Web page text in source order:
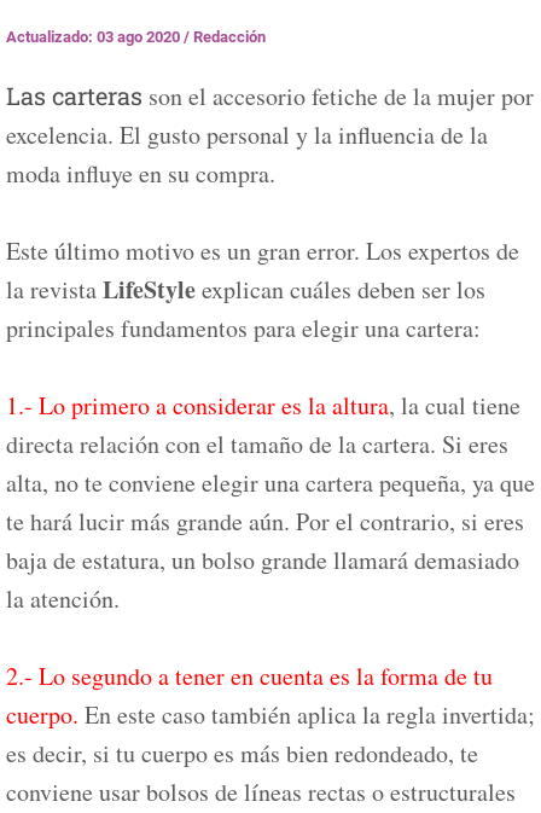
Actualizado: 03 ago 2020 / Redacción
Las carteras son el accesorio fetiche de la mujer por
excelencia. El gusto personal y la influencia de la
moda influye en su compra.
Este último motivo es un gran error. Los expertos de
la revistaLifeStyleexplican cuáles deben ser los
principales fundamentos para elegir una cartera:
1.- Lo primero a considerar es la altura, la cual tiene
directa relación con el tamaño de la cartera. Si eres
alta, no te conviene elegir una cartera pequeña, ya que
te hará lucir más grande aún. Por el contrario, si eres
baja de estatura, un bolso grande llamará demasiado
la atención.
2.- Lo segundo a tener en cuenta es la forma de tu
cuerpo. En este caso también aplica la regla invertida;
es decir, si tu cuerpo es más bien redondeado, te
conviene usar bolsos de líneas rectas o estructurales